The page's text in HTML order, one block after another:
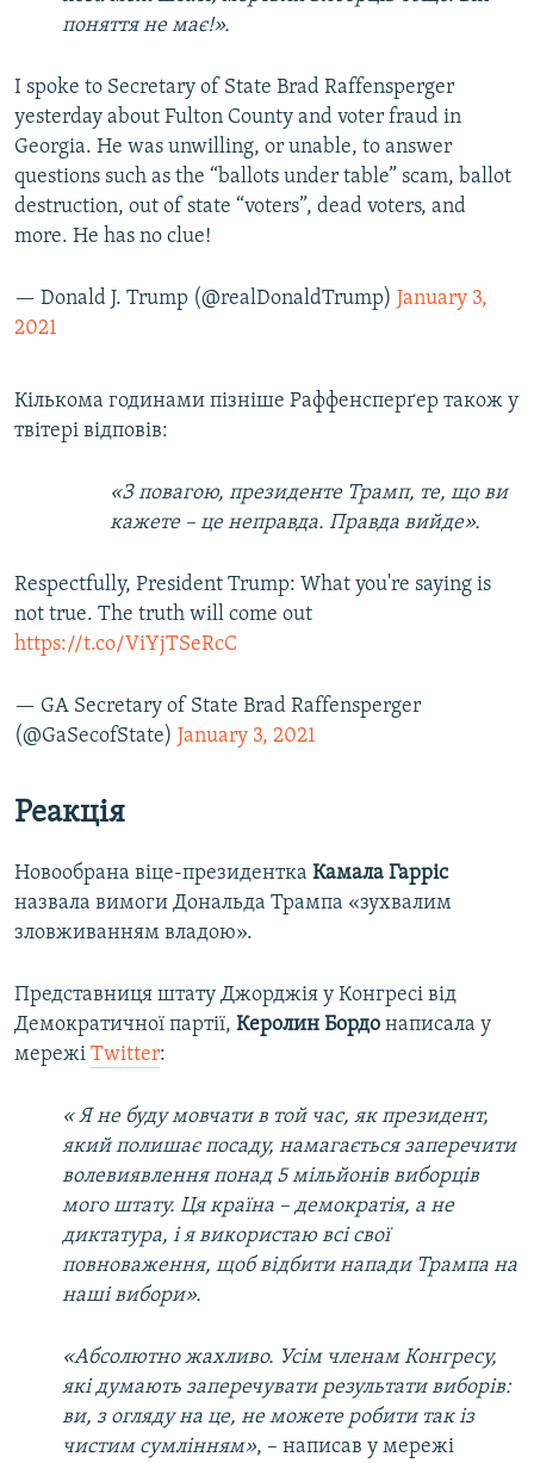
поняття не має!».
I spoke to Secretary of State Brad Raffensperger
yesterday about Fulton County and voter fraud in
Georgia. He was unwilling, or unable, to answer
questions such as the “ballots under table” scam, ballot
destruction, out of state “voters”, dead voters, and
more. He has no clue!
— Donald J. Trump (@realDonaldTrump) January 3,
2021
Кількома годинами пізніше Раффенсперґер також у
твітері відповів:
«З повагою, президенте Трамп, те, що ви
кажете – це неправда. Правда вийде».
Respectfully, President Trump: What you're saying is
not true. The truth will come out
https://t.co/ViYjTSeRcC
— GA Secretary of State Brad Raffensperger
(@GaSecofState) January 3, 2021
Реакція
Новообрана віце-президентка Камала Гарріс
назвала вимоги Дональда Трампа «зухвалим
зловживанням владою».
Представниця штату Джорджія у Конгресі від
Демократичної партії, Керолин Бордо написала у
мережі Twitter:
« Я не буду мовчати в той час, як президент,
який полишає посаду, намагається заперечити
волевиявлення понад 5 мільйонів виборців
мого штату. Ця країна – демократія, а не
диктатура, і я використаю всі свої
повноваження, щоб відбити напади Трампа на
наші вибори».
«Абсолютно жахливо. Усім членам Конгресу,
які думають заперечувати результати виборів:
ви, з огляду на це, не можете робити так із
чистим сумлінням», – написав у мережі